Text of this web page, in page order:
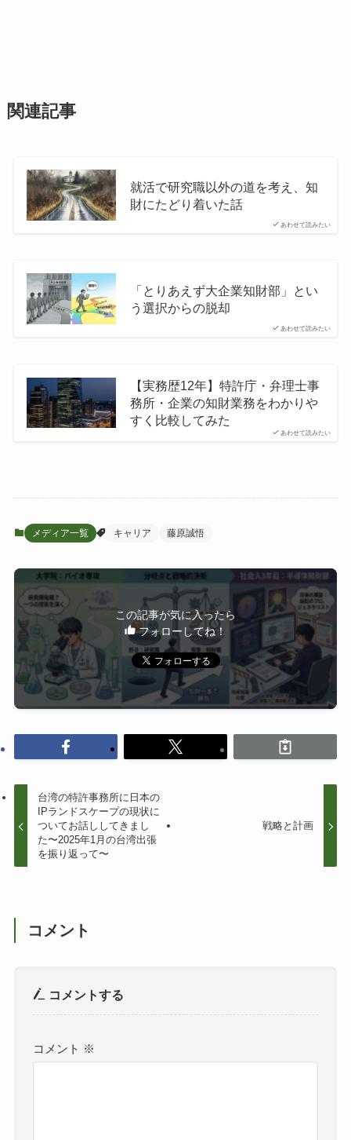
関連記事
あわせて読みたい
就活で研究職以外の道を考え、知
財にたどり着いた話
あわせて読みたい
「とりあえず大企業知財部」とい
う選択からの脱却
あわせて読みたい
【実務歴12年】特許庁・弁理士事
務所・企業の知財業務をわかりや
すく比較してみた
メディア一覧 キャリア 藤原誠悟
この記事が気に入ったら
フォローしてね！
台湾の特許事務所に日本の
IPランドスケープの現状に
ついてお話ししてきまし
た〜2025年1月の台湾出張
を振り返って〜
戦略と計画
コメント
コメントする
コメント ※